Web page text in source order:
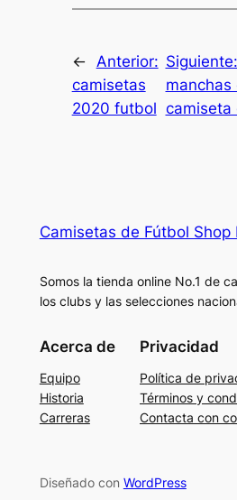
← Anterior:
camisetas
2020 futbol
Siguiente:
manchas
camiseta
Camisetas de Fútbol Shop
Somos la tienda online No.1 de
los clubs y las selecciones
Acerca de
Equipo
Historia
Carreras
Privacidad
Política de
Términos y
Contacta con
Diseñado con WordPress